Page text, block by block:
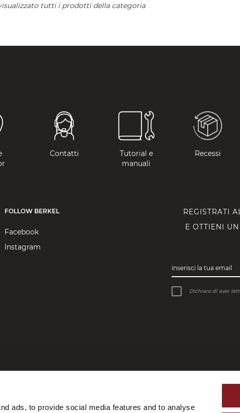
ads, to provide social media features and to analyse
tutti i prodotti della categoria
Contatti
Tutorial e
manuali
Recessi
FOLLOW BERKEL
Facebook
Instagram
REGISTRATI
E OTTIENI
inserisci la tua email
Dichiaro di aver